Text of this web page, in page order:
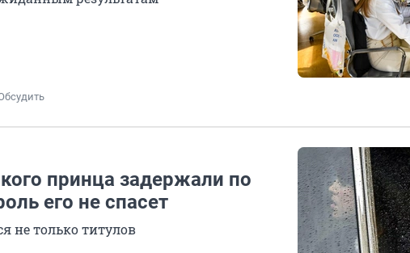
принца задержали по
его не спасет
не только титулов